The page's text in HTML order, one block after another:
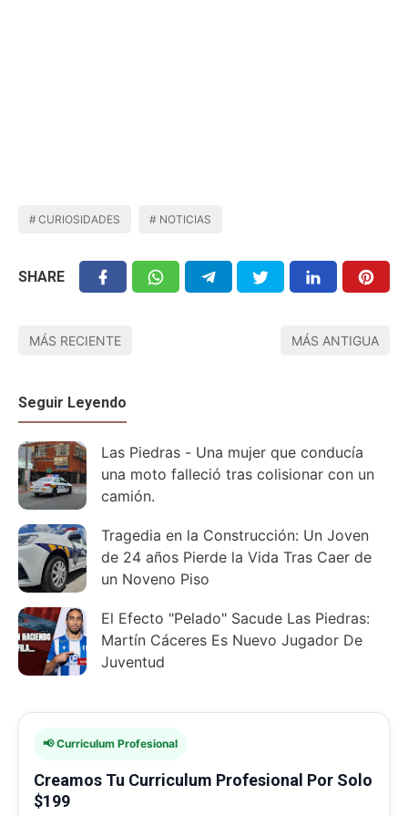
CURIOSIDADES NOTICIAS
SHARE
MÁS RECIENTE MÁS ANTIGUA
Seguir Leyendo
Las Piedras - Una mujer que conducía
una moto falleció tras colisionar con un
camión.
Tragedia en la Construcción: Un Joven
de 24 años Pierde la Vida Tras Caer de
un Noveno Piso
El Efecto "Pelado" Sacude Las Piedras:
Martín Cáceres Es Nuevo Jugador De
Juventud
📢 Curriculum Profesional
Creamos Tu Curriculum Profesional Por Solo
$199